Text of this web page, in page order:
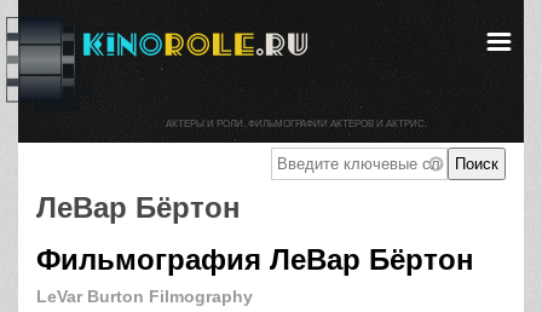
ЛеВар Бёртон
Фильмография ЛеВар Бёртон
LeVar Burton Filmography
АКТЕРЫ И РОЛИ. ФИЛЬМОГРАФИИ АКТЕРОВ И АКТРИС.